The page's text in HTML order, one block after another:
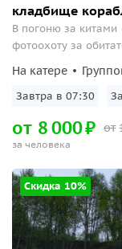
кладбище
В погоню за
фотоохоту за
На катере
Завтра в 07:30
от
от 8000₽
за человека
Скидка 10%